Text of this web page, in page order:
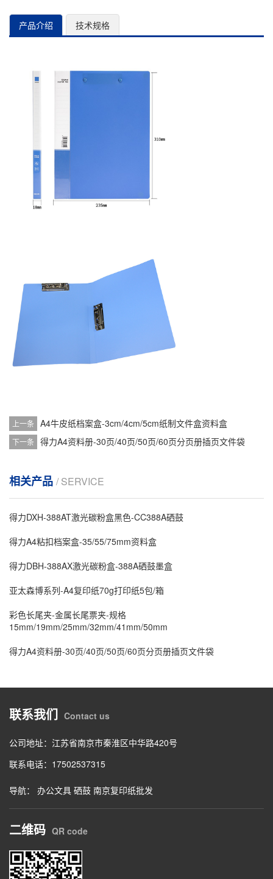
产品介绍 技术规格
上一条 A4牛皮纸档案盒-3cm/4cm/5cm纸制文件盒资料盒
下一条 得力A4资料册-30页/40页/50页/60页分页册插页文件袋
相关产品 / SERVICE
得力DXH-388AT激光碳粉盒黑色-CC388A硒鼓
得力A4粘扣档案盒-35/55/75mm资料盒
得力DBH-388AX激光碳粉盒-388A硒鼓墨盒
亚太森博系列-A4复印纸70g打印纸5包/箱
彩色长尾夹-金属长尾票夹-规格
15mm/19mm/25mm/32mm/41mm/50mm
得力A4资料册-30页/40页/50页/60页分页册插页文件袋
联系我们 Contact us
公司地址：江苏省南京市秦淮区中华路420号
联系电话：17502537315
导航： 办公文具 硒鼓 南京复印纸批发
二维码 QR code